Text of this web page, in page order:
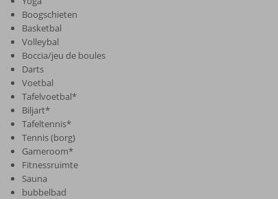
Boogschieten
Basketbal
Volleybal
Boccia/jeu de boules
Darts
Voetbal
Tafelvoetbal*
Biljart*
Tafeltennis*
Tennis (borg)
Gameroom*
Fitnessruimte
Sauna
bubbelbad